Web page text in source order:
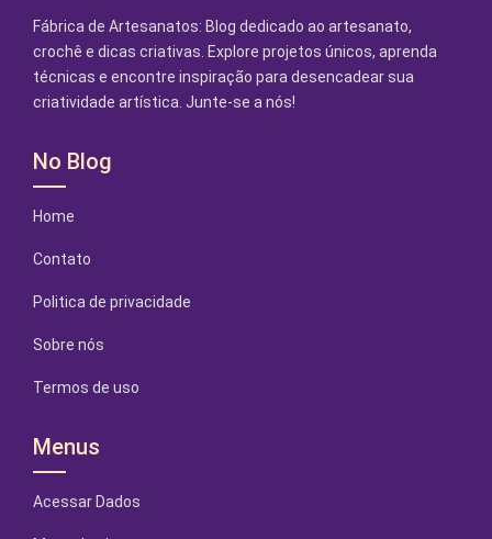
Fábrica de Artesanatos: Blog dedicado ao artesanato,
crochê e dicas criativas. Explore projetos únicos, aprenda
técnicas e encontre inspiração para desencadear sua
criatividade artística. Junte-se a nós!
No Blog
Home
Contato
Politica de privacidade
Sobre nós
Termos de uso
Menus
Acessar Dados